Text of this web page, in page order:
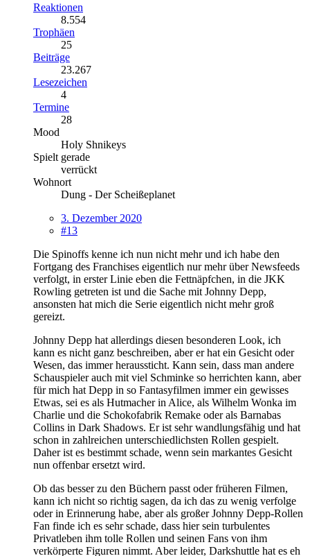
Reaktionen
8.554
Trophäen
25
Beiträge
23.267
Lesezeichen
4
Termine
28
Mood
Holy Shnikeys
Spielt gerade
verrückt
Wohnort
Dung - Der Scheißeplanet
3. Dezember 2020
#13
Die Spinoffs kenne ich nun nicht mehr und ich habe den
Fortgang des Franchises eigentlich nur mehr über Newsfeeds
verfolgt, in erster Linie eben die Fettnäpfchen, in die JKK
Rowling getreten ist und die Sache mit Johnny Depp,
ansonsten hat mich die Serie eigentlich nicht mehr groß
gereizt.
Johnny Depp hat allerdings diesen besonderen Look, ich
kann es nicht ganz beschreiben, aber er hat ein Gesicht oder
Wesen, das immer heraussticht. Kann sein, dass man andere
Schauspieler auch mit viel Schminke so herrichten kann, aber
für mich hat Depp in so Fantasyfilmen immer ein gewisses
Etwas, sei es als Hutmacher in Alice, als Wilhelm Wonka im
Charlie und die Schokofabrik Remake oder als Barnabas
Collins in Dark Shadows. Er ist sehr wandlungsfähig und hat
schon in zahlreichen unterschiedlichsten Rollen gespielt.
Daher ist es bestimmt schade, wenn sein markantes Gesicht
nun offenbar ersetzt wird.
Ob das besser zu den Büchern passt oder früheren Filmen,
kann ich nicht so richtig sagen, da ich das zu wenig verfolge
oder in Erinnerung habe, aber als großer Johnny Depp-Rollen
Fan finde ich es sehr schade, dass hier sein turbulentes
Privatleben ihm tolle Rollen und seinen Fans von ihm
verkörperte Figuren nimmt. Aber leider, Darkshuttle hat es eh